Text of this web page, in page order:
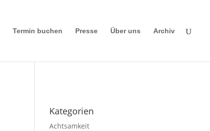
Termin buchen Presse Über uns Archiv
Kategorien
Achtsamkeit